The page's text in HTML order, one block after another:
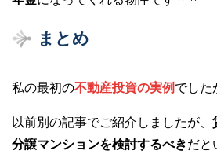
まとめ
私の最初の不動産投資の実例 でした
以前別の記事でご紹介しましたが、
分譲マンションを検討するべきだと